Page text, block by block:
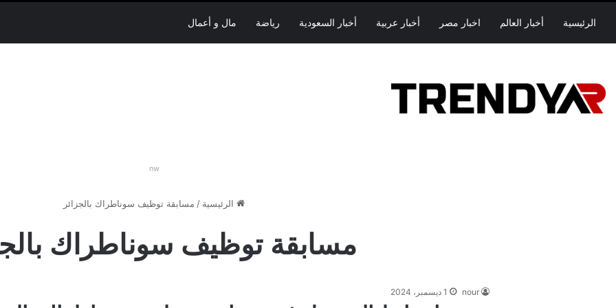
الرئيسية أخبار العالم اخبار مصر أخبار عربية أخبار السعودية رياضة مال و أعمال
nw
الرئيسية / مسابقة توظيف سوناطراك بالجزائر
مسابقة توظيف سوناطراك
nour 1 ديسمبر، 2024